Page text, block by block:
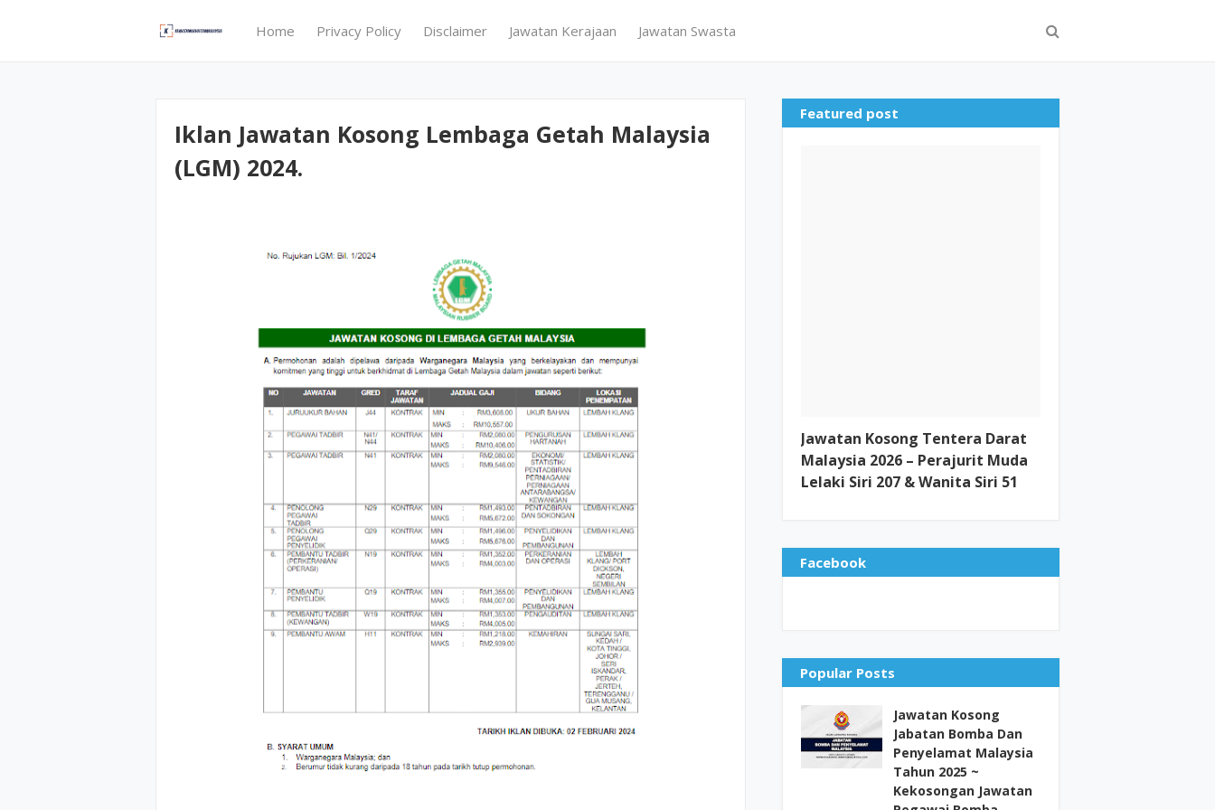
Home Privacy Policy Disclaimer Jawatan Kerajaan Jawatan Swasta
Iklan Jawatan Kosong Lembaga Getah Malaysia
(LGM) 2024.
Featured post
Jawatan Kosong Tentera Darat
Malaysia 2026 – Perajurit Muda
Lelaki Siri 207 & Wanita Siri 51
Facebook
Popular Posts
Jawatan Kosong
Jabatan Bomba Dan
Penyelamat Malaysia
Tahun 2025 ~
Kekosongan Jawatan